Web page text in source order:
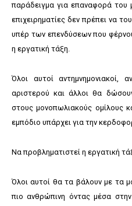
παράδειγμα για επαναφορά
επιχειρηματίες δεν πρέπει να
υπέρ των επενδύσεων που
η εργατική τάξη.
Όλοι αυτοί αντημνημονιακοί,
αριστερού και άλλοι θα
στους μονοπωλιακούς ομίλους
εμπόδιο υπάρχει για την
Να προβληματιστεί η εργατική
Όλοι αυτοί θα τα βάλουν με τα
πιο ανθρώπινη όντας μέσα